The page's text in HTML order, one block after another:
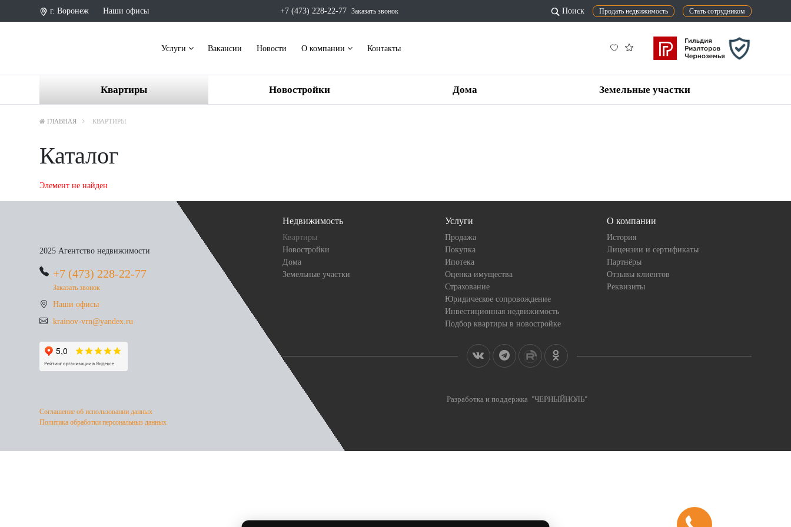
г. Воронеж Наши офисы +7 (473) 228-22-77 Заказать звонок Поиск Продать недвижимость Стать сотрудником
Услуги Вакансии Новости О компании Контакты
Квартиры Новостройки Дома Земельные участки
ГЛАВНАЯ КВАРТИРЫ
Каталог
Элемент не найден
2025 Агентство недвижимости
+7 (473) 228-22-77
Заказать звонок
Наши офисы
krainov-vrn@yandex.ru
Соглашение об использовании данных
Политика обработки персональныз данных
Недвижимость
Квартиры
Новостройки
Дома
Земельные участки
Услуги
Продажа
Покупка
Ипотека
Оценка имущества
Страхование
Юридическое сопровождение
Инвестиционная недвижимость
Подбор квартиры в новостройке
О компании
История
Лицензии и сертификаты
Партнёры
Отзывы клиентов
Реквизиты
Разработка и поддержка "ЧЕРНЫЙНОЛЬ"